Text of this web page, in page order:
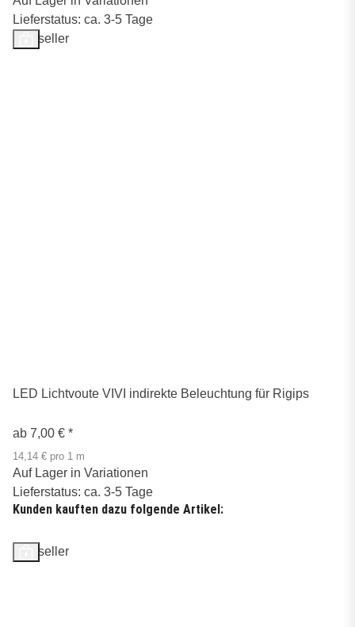
Lieferstatus: ca. 3-5 Tage
Bestseller
LED Lichtvoute VIVI indirekte Beleuchtung für Rigips
ab 7,00 € *
14,14 € pro 1 m
Auf Lager in Variationen
Lieferstatus: ca. 3-5 Tage
Kunden kauften dazu folgende Artikel:
Bestseller